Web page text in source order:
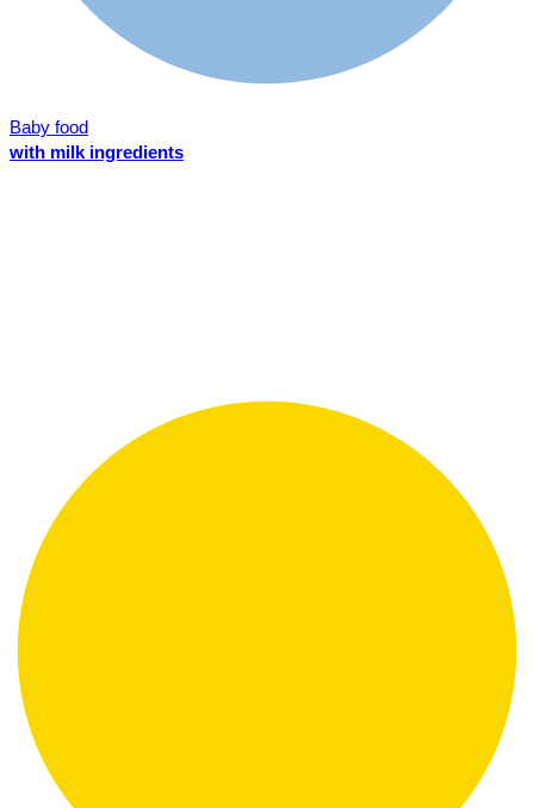
Baby food
with milk ingredients